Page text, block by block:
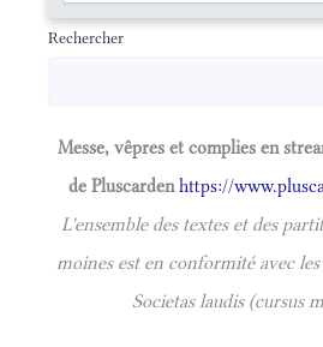
Rechercher
Messe, vêpres et complies en
de Pluscardenhttps://
L'ensemble des textes et des
moines est en conformité avec
Societas laudis (cursus